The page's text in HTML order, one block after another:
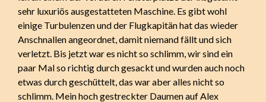
sehr luxuriös ausgestatteten Maschine. Es gibt wohl
einige Turbulenzen und der Flugkapitän hat das wieder
Anschnallen angeordnet, damit niemand fällt und sich
verletzt. Bis jetzt war es nicht so schlimm, wir sind ein
paar Mal so richtig durch gesackt und wurden auch noch
etwas durch geschüttelt, das war aber alles nicht so
schlimm. Mein hoch gestreckter Daumen auf Alex